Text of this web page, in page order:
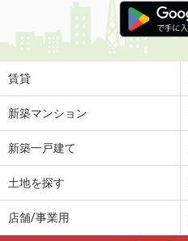
賃貸
新築マンション
新築一戸建て
土地を探す
店舗/事業用